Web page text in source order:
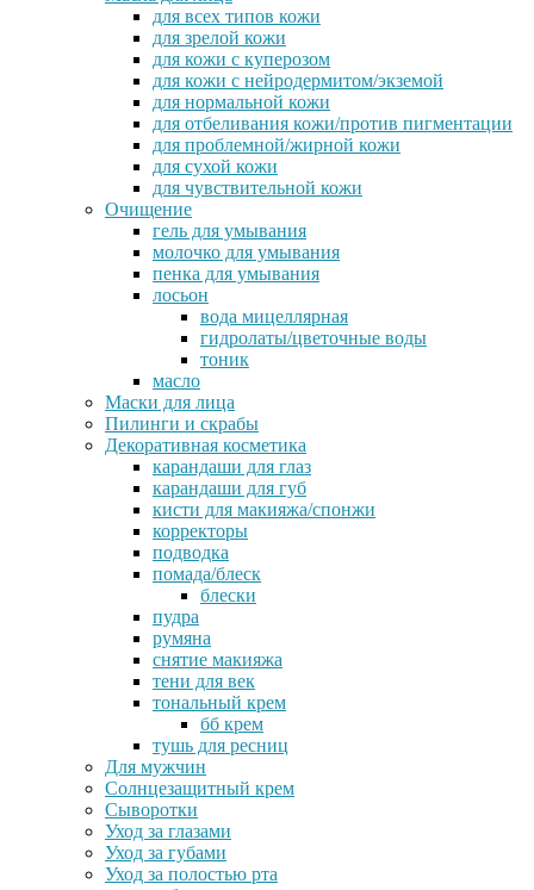
для всех типов кожи
для зрелой кожи
для кожи с куперозом
для кожи с нейродермитом/экземой
для нормальной кожи
для отбеливания кожи/против пигментации
для проблемной/жирной кожи
для сухой кожи
для чувствительной кожи
Очищение
гель для умывания
молочко для умывания
пенка для умывания
лосьон
вода мицеллярная
гидролаты/цветочные воды
тоник
масло
Маски для лица
Пилинги и скрабы
Декоративная косметика
карандаши для глаз
карандаши для губ
кисти для макияжа/спонжи
корректоры
подводка
помада/блеск
блески
пудра
румяна
снятие макияжа
тени для век
тональный крем
бб крем
тушь для ресниц
Для мужчин
Солнцезащитный крем
Сыворотки
Уход за глазами
Уход за губами
Уход за полостью рта